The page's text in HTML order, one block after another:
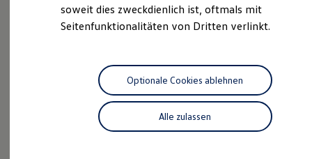
Driving Experience
Volkswagen entdecken
Lifestyle Shop
T-Roc Kollektion
Golf Kollektion
ID. Kollektion
Volkswagen Kollektion
R-Kollektion
Ihnen weiterhelfen?
soweit dies zweckdienlich ist, oftmals mit
Seitenfunktionalitäten von Dritten verlinkt.
Alle zulassen
Optionale Cookies ablehnen